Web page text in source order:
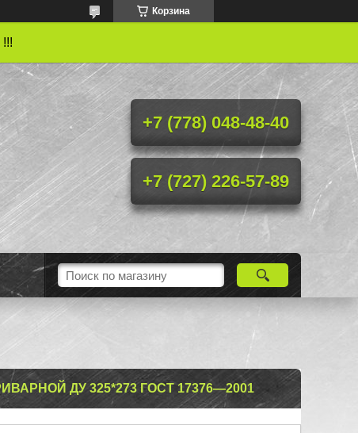
Корзина
+7 (778) 048-48-40
+7 (727) 226-57-89
ДУ 325*273 ГОСТ 17376—2001